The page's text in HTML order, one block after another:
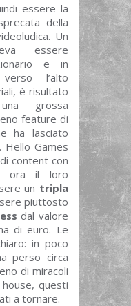
essere la
della
Un
essere
e in
l’alto
è risultato
grossa
feature di
ha lasciato
Hello Games
content con
ora il loro
un tripla
piuttosto
dal valore
di euro. Le
in poco
perso circa
di miracoli
questi
a tornare.